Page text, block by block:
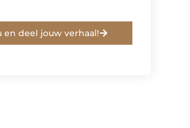
en deel jouw verhaal!